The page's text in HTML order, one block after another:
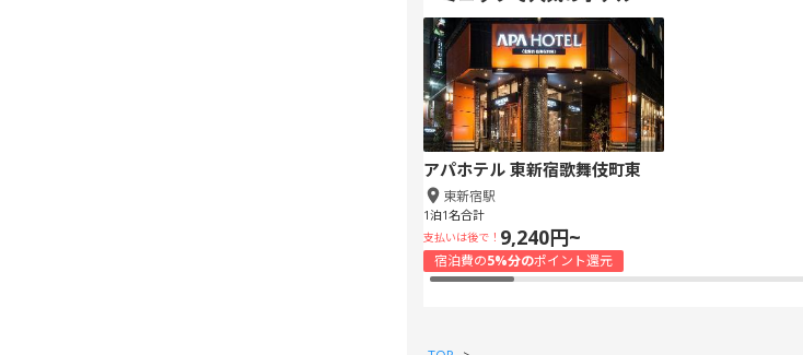
アパホテル 東新宿歌舞伎町東
東新宿駅
1泊1名合計
支払いは後で！ 9,240円~
宿泊費の5%分のポイント還元